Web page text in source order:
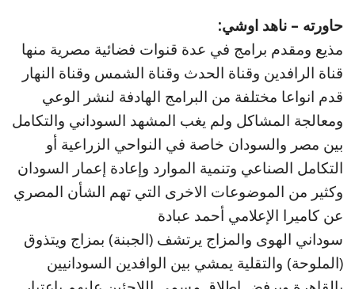
حاورته – ناهد اوشي:
مذيع ومقدم برامج في عدة قنوات فضائية مصرية منها
قناة الرافدين وقناة الحدث وقناة الشمس وقناة النهار
قدم انواعا مختلفة من البرامج الهادفة لنشر الوعي
ومعالجة المشاكل ولم يغب المشهد السوداني والتكامل
بين مصر والسودان خاصة في النواحي الزراعية أو
التكامل الصناعي وتنمية الموارد وإعادة إعمار السودان
وكثير من الموضوعات الاخرى التي تهم الشأن المصري
عن كاميرا الإعلامي أحمد عبادة
سوداني الهوى والمزاج يرتشف (الجبنة) بمزاج ويتذوق
(الملوحة) والتقلية يمشي بين الوافدين السودانيين